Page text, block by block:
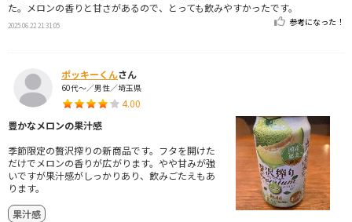
た。メロンの香りと甘さがあるので、とっても飲みやすかったです。
2025.06.22 21:31:05 参考になった！
ポッキーくんさん
60代～／男性／埼玉県
4.00
豊かなメロンの果汁感
季節限定の贅沢搾りの新商品です。フタを開けた
だけでメロンの香りが広がります。やや甘みが強
いですが果汁感がしっかりあり、飲みごたえもあ
ります。
果汁感